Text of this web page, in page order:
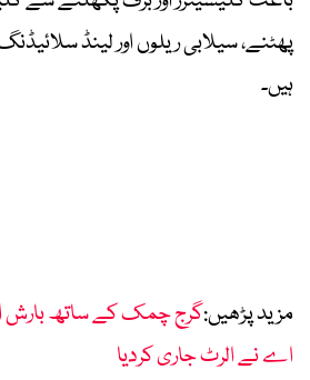
پھٹنے، سیلابی ریلوں اور لینڈ
ہیں۔
مزید پڑھیں:گرج چمک کے ساتھ بارش اور
اے نے الرٹ جاری کردیا